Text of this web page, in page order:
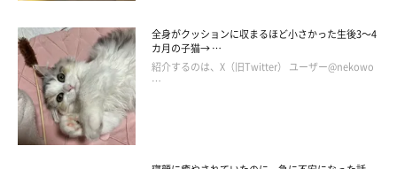
『ねこのきもちアンケート vol.12』
文／二宮ねこむ
※写真はスマホアプリ「まいにちのいぬ・ねこのきもち」で投稿
されたものです。
※記事と写真に関連性はありませんので予めご了承ください。
全身がクッションに収まるほど小さかった生後3～4
カ月の子猫→ …
紹介するのは、X（旧Twitter） ユーザー@nekowo
…